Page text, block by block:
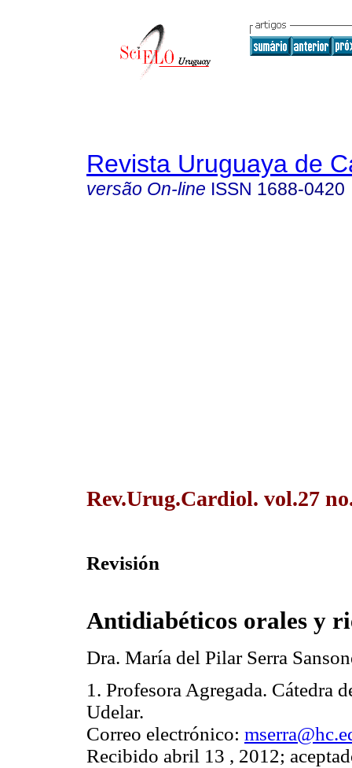
Revista Uruguaya de
versão On-line ISSN 1688-0420
Rev.Urug.Cardiol. vol.27
Revisión
Antidiabéticos orales y
Dra. María del Pilar Serra
1. Profesora Agregada. Cátedra
Udelar.
Correo electrónico:
Recibido abril 13 , 2012;